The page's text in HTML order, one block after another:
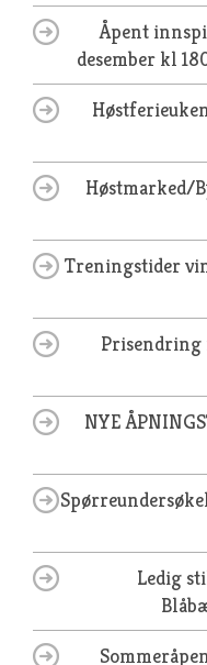
Åpent
desember kl
Høstmarked/
Treningstider
Prisendring
NYE
Ledig